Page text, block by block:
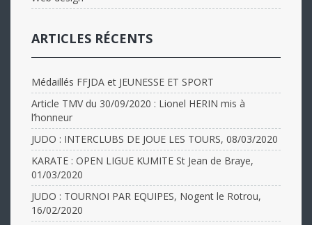
ARTICLES RÉCENTS
Médaillés FFJDA et JEUNESSE ET SPORT
Article TMV du 30/09/2020 : Lionel HERIN mis à
l’honneur
JUDO : INTERCLUBS DE JOUE LES TOURS, 08/03/2020
KARATE : OPEN LIGUE KUMITE St Jean de Braye,
01/03/2020
JUDO : TOURNOI PAR EQUIPES, Nogent le Rotrou,
16/02/2020